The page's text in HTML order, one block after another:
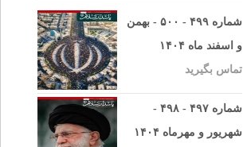
شماره ۴۹۹ - ۵۰۰ - بهمن
و اسفند ماه ۱۴۰۴
تماس بگیرید
شماره ۴۹۷ - ۴۹۸ -
شهریور و مهرماه ۱۴۰۴